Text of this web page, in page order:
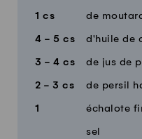
1 cs de
4 - 5 cs d'huile de
3 - 4 cs de jus de
2 - 3 cs de persil
1 échalote
sel